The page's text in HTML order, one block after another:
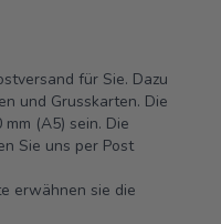
für Sie. Dazu
und Grusskarten. Die
(A5) sein. Die
Sie uns per Post
erwähnen sie die